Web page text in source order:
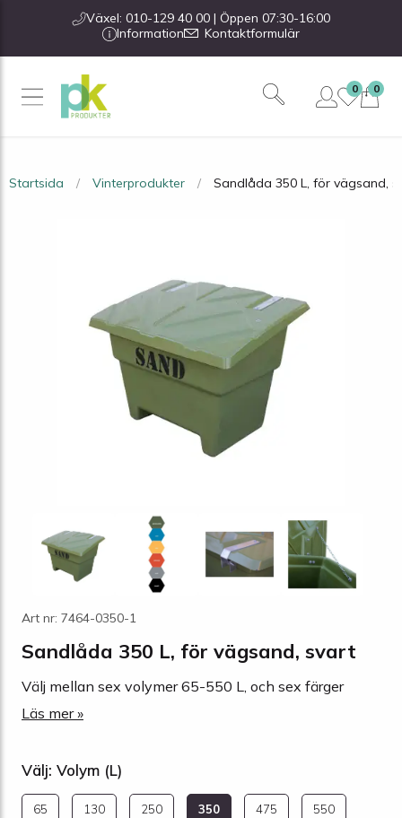
Växel: 010-129 40 00 | Öppen 07:30-16:00
Information
Kontaktformulär
0
0
Startsida Vinterprodukter Sandlåda 350 L, för vägsand,
Art nr: 7464-0350-1
Sandlåda 350 L, för vägsand, svart
Välj mellan sex volymer 65-550 L, och sex färger
Läs mer »
Välj: Volym (L)
65 130 250 350 475 550